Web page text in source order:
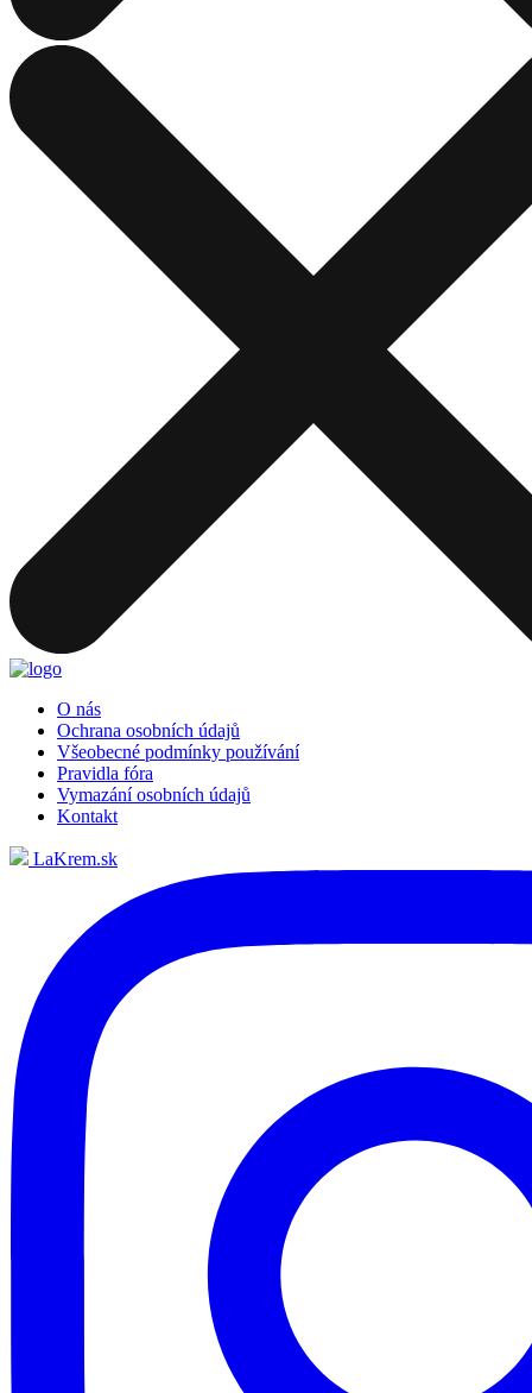
O nás
Ochrana osobních údajů
Všeobecné podmínky používání
Pravidla fóra
Vymazání osobních údajů
Kontakt
LaKrem.sk